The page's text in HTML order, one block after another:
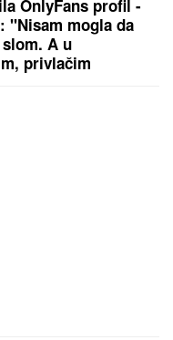
OnlyFans profil -
"Nisam mogla da
A u
privlačim